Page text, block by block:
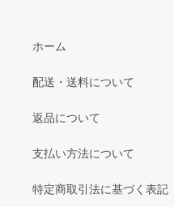
ホーム
配送・送料について
返品について
支払い方法について
特定商取引法に基づく表記